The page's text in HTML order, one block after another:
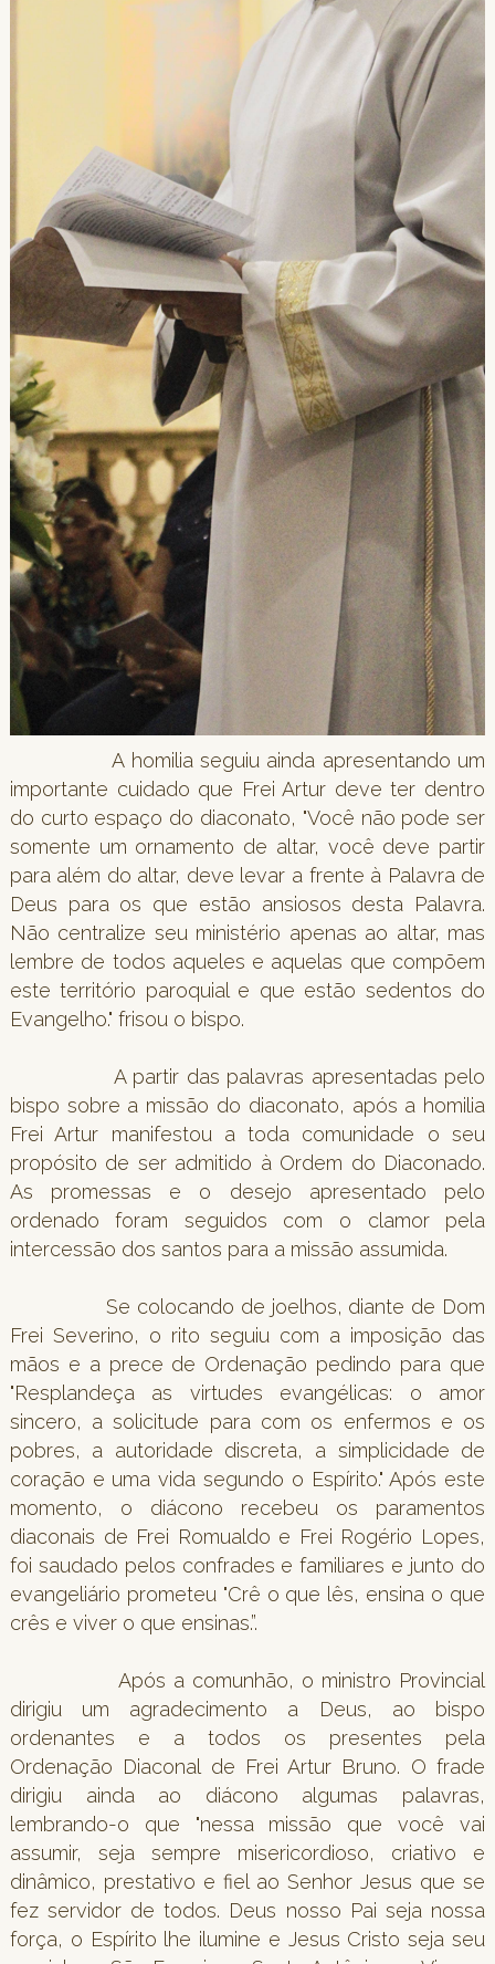
A homilia seguiu ainda apresentando um
importante cuidado que Frei Artur deve ter dentro
do curto espaço do diaconato, "Você não pode ser
somente um ornamento de altar, você deve partir
para além do altar, deve levar a frente à Palavra de
Deus para os que estão ansiosos desta Palavra.
Não centralize seu ministério apenas ao altar, mas
lembre de todos aqueles e aquelas que compõem
este território paroquial e que estão sedentos do
Evangelho." frisou o bispo.
A partir das palavras apresentadas pelo
bispo sobre a missão do diaconato, após a homilia
Frei Artur manifestou a toda comunidade o seu
propósito de ser admitido à Ordem do Diaconado.
As promessas e o desejo apresentado pelo
ordenado foram seguidos com o clamor pela
intercessão dos santos para a missão assumida.
Se colocando de joelhos, diante de Dom
Frei Severino, o rito seguiu com a imposição das
mãos e a prece de Ordenação pedindo para que
"Resplandeça as virtudes evangélicas: o amor
sincero, a solicitude para com os enfermos e os
pobres, a autoridade discreta, a simplicidade de
coração e uma vida segundo o Espírito." Após este
momento, o diácono recebeu os paramentos
diaconais de Frei Romualdo e Frei Rogério Lopes,
foi saudado pelos confrades e familiares e junto do
evangeliário prometeu "Crê o que lês, ensina o que
crês e viver o que ensinas.”.
Após a comunhão, o ministro Provincial
dirigiu um agradecimento a Deus, ao bispo
ordenantes e a todos os presentes pela
Ordenação Diaconal de Frei Artur Bruno. O frade
dirigiu ainda ao diácono algumas palavras,
lembrando-o que "nessa missão que você vai
assumir, seja sempre misericordioso, criativo e
dinâmico, prestativo e fiel ao Senhor Jesus que se
fez servidor de todos. Deus nosso Pai seja nossa
força, o Espírito lhe ilumine e Jesus Cristo seja seu